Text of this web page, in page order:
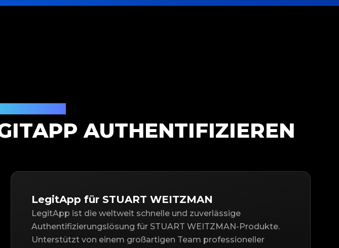
AUTHENTIFIZIEREN
LegitApp für STUART WEITZMAN
LegitApp ist die weltweit schnelle und zuverlässige
Authentifizierungslösung für STUART WEITZMAN-Produkte.
Unterstützt von einem großartigen Team professioneller